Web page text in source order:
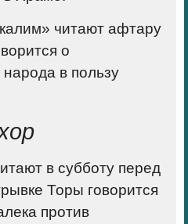
читают афтару
в пользу
в субботу перед
Торы говорится
против